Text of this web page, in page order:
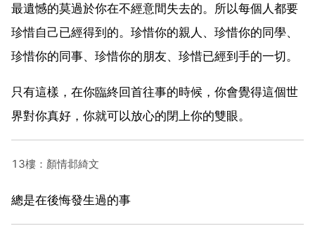
最遺憾的莫過於你在不經意間失去的。所以每個人都要
珍惜自己已經得到的。珍惜你的親人、珍惜你的同學、
珍惜你的同事、珍惜你的朋友、珍惜已經到手的一切。
只有這樣，在你臨終回首往事的時候，你會覺得這個世
界對你真好，你就可以放心的閉上你的雙眼。
13樓：顏情邶綺文
總是在後悔發生過的事